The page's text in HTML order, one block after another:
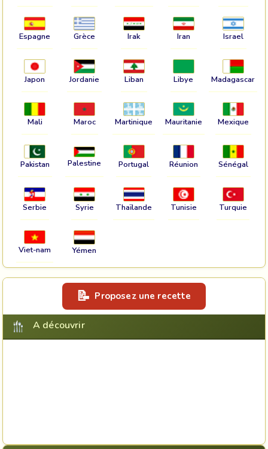
Espagne Grèce Irak Iran Israel
Japon Jordanie Liban Libye Madagascar
Mali Maroc Martinique Mauritanie Mexique
Pakistan Palestine Portugal Réunion Sénégal
Serbie Syrie Thaïlande Tunisie Turquie
Viet-nam Yémen
Proposez une recette
A découvrir